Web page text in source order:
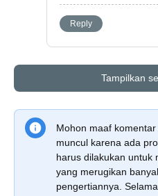
Reply
Tampilkan
Mohon maaf
muncul karena ada
harus dilakukan untuk
yang merugikan
pengertiannya.